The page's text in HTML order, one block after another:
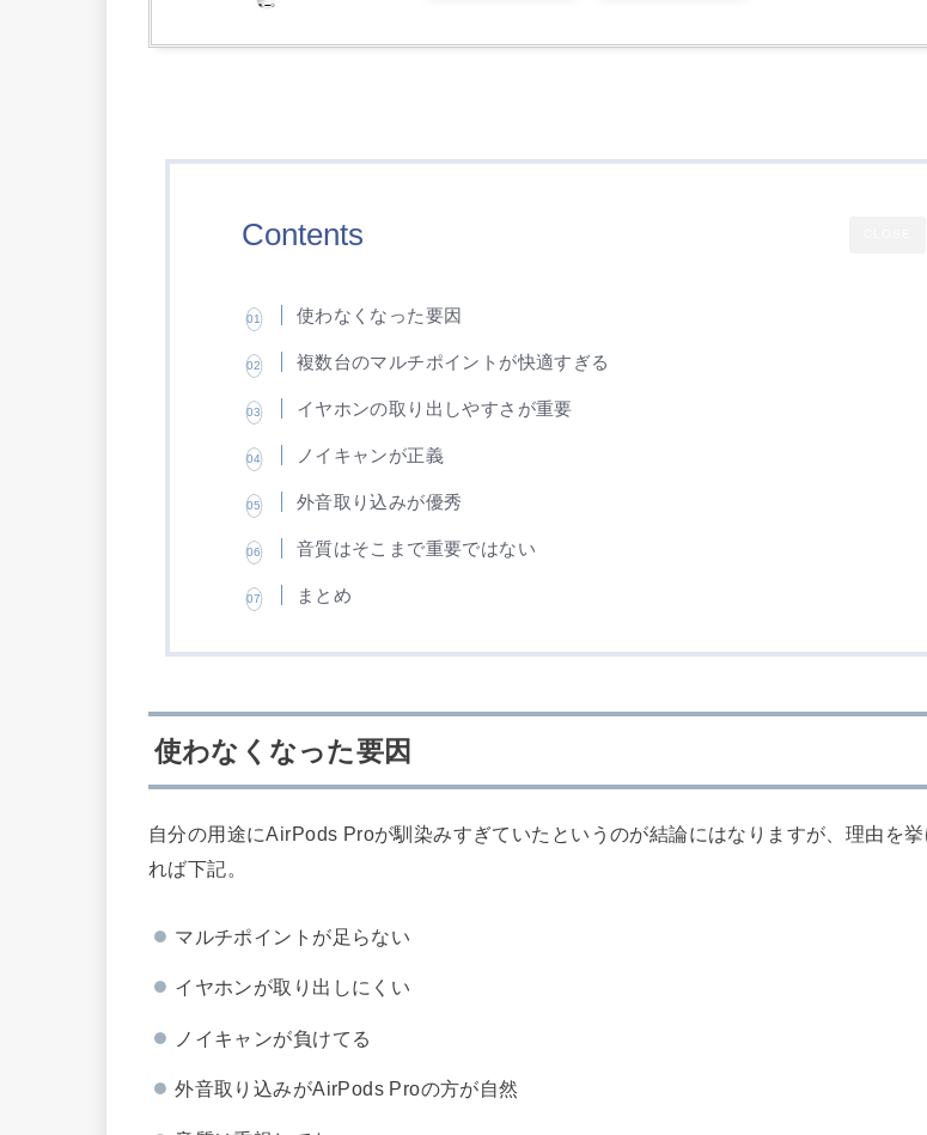
Contents
使わなくなった要因
複数台のマルチポイントが快適すぎる
イヤホンの取り出しやすさが重要
ノイキャンが正義
外音取り込みが優秀
音質はそこまで重要ではない
まとめ
使わなくなった要因
自分の用途にAirPods Proが馴染みすぎていたというのが結論にはなりますが、理由を
れば下記。
マルチポイントが足らない
イヤホンが取り出しにくい
ノイキャンが負けてる
外音取り込みがAirPods Proの方が自然